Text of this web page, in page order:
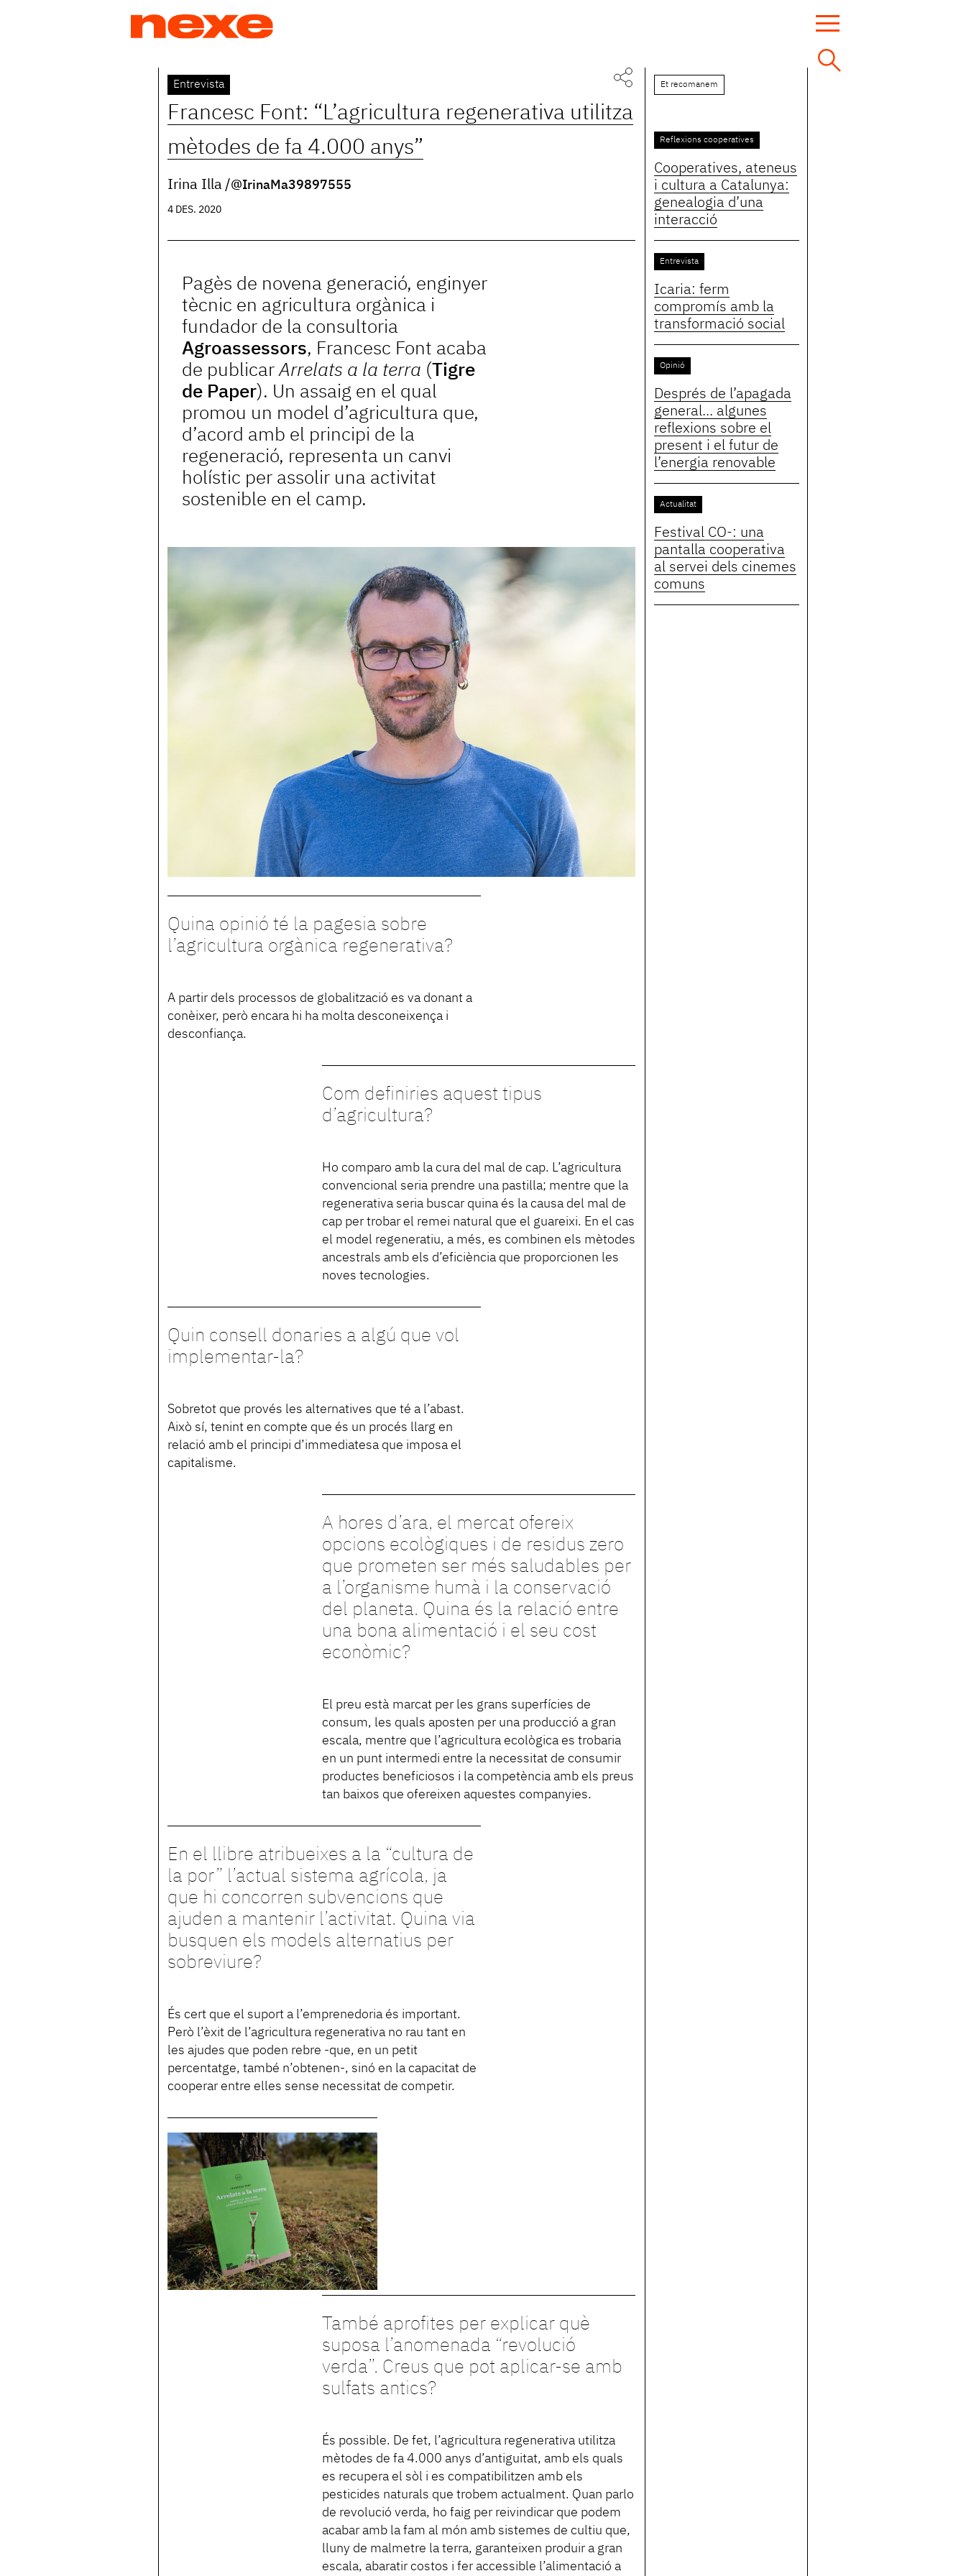
Back
to
top
Entrevista
Francesc Font: “L’agricultura regenerativa utilitza
mètodes de fa 4.000 anys”
Irina Illa @IrinaMa39897555
4 DES. 2020
Pagès de novena generació, enginyer
tècnic en agricultura orgànica i
fundador de la consultoria
Agroassessors, Francesc Font acaba
de publicarArrelats a la terra (Tigre
de Paper). Un assaig en el qual
promou un model d’agricultura que,
d’acord amb el principi de la
regeneració, representa un canvi
holístic per assolir una activitat
sostenible en el camp.
Quina opinió té la pagesia sobre
l’agricultura orgànica regenerativa?
A partir dels processos de globalització es va donant a
conèixer, però encara hi ha molta desconeixença i
desconfiança.
Com definiries aquest tipus
d’agricultura?
Ho comparo amb la cura del mal de cap. L’agricultura
convencional seria prendre una pastilla; mentre que la
regenerativa seria buscar quina és la causa del mal de
cap per trobar el remei natural que el guareixi. En el cas
el model regeneratiu, a més, es combinen els mètodes
ancestrals amb els d’eficiència que proporcionen les
noves tecnologies.
Quin consell donaries a algú que vol
implementar-la?
Sobretot que provés les alternatives que té a l’abast.
Això sí, tenint en compte que és un procés llarg en
relació amb el principi d’immediatesa que imposa el
capitalisme.
A hores d’ara, el mercat ofereix
opcions ecològiques i de residus zero
que prometen ser més saludables per
a l’organisme humà i la conservació
del planeta. Quina és la relació entre
una bona alimentació i el seu cost
econòmic?
El preu està marcat per les grans superfícies de
consum, les quals aposten per una producció a gran
escala, mentre que l’agricultura ecològica es trobaria
en un punt intermedi entre la necessitat de consumir
productes beneficiosos i la competència amb els preus
tan baixos que ofereixen aquestes companyies.
En el llibre atribueixes a la “cultura de
la por” l’actual sistema agrícola, ja
que hi concorren subvencions que
ajuden a mantenir l’activitat. Quina via
busquen els models alternatius per
sobreviure?
És cert que el suport a l’emprenedoria és important.
Però l’èxit de l’agricultura regenerativa no rau tant en
les ajudes que poden rebre -que, en un petit
percentatge, també n’obtenen-, sinó en la capacitat de
cooperar entre elles sense necessitat de competir.
També aprofites per explicar què
suposa l’anomenada “revolució
verda”. Creus que pot aplicar-se amb
sulfats antics?
És possible. De fet, l’agricultura regenerativa utilitza
mètodes de fa 4.000 anys d’antiguitat, amb els quals
es recupera el sòl i es compatibilitzen amb els
pesticides naturals que trobem actualment. Quan parlo
de revolució verda, ho faig per reivindicar que podem
acabar amb la fam al món amb sistemes de cultiu que,
lluny de malmetre la terra, garanteixen produir a gran
escala, abaratir costos i fer accessible l’alimentació a
Et recomanem
Reflexions cooperatives
Cooperatives, ateneus
i cultura a Catalunya:
genealogia d’una
interacció
Entrevista
Icaria: ferm
compromís amb la
transformació social
Opinió
Després de l’apagada
general... algunes
reflexions sobre el
present i el futur de
l’energia renovable
Actualitat
Festival CO-: una
pantalla cooperativa
al servei dels cinemes
comuns